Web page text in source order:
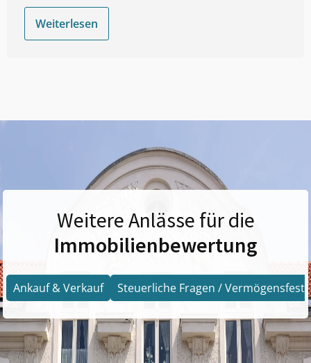
Weiterlesen
Weitere Anlässe für die
Immobilienbewertung
Ankauf & Verkauf Steuerliche Fragen /